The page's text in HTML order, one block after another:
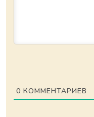
0 КОММЕНТАРИЕВ